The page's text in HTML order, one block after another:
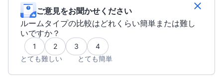
ご意見をお聞かせください
ルームタイプの比較はどれくらい簡単または難し
いですか？
1 2 3
4
とても難しい
とても簡単